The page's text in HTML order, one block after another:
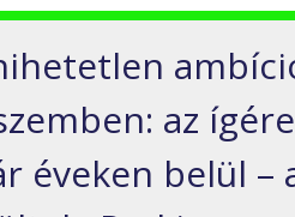
az
éveken belül –